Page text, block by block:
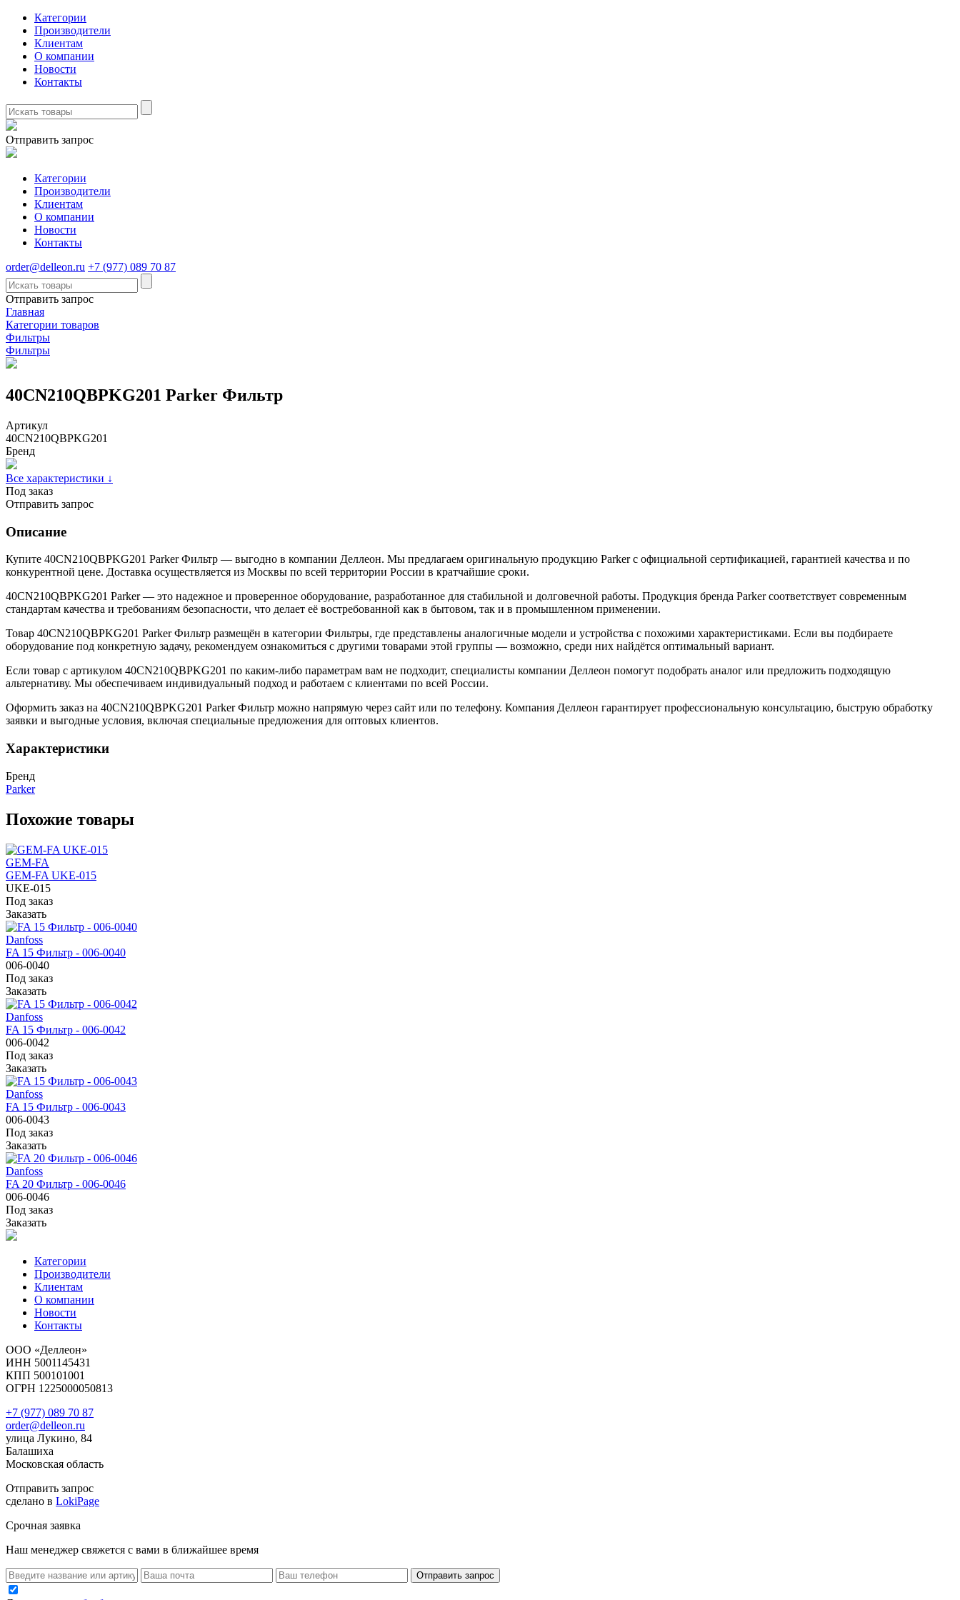
Категории
Производители
Клиентам
О компании
Новости
Контакты
Отправить запрос
Категории
Производители
Клиентам
О компании
Новости
Контакты
order@delleon.ru +7 (977) 089 70 87
Отправить запрос
Главная
Категории товаров
Фильтры
Фильтры
40CN210QBPKG201 Parker Фильтр
Артикул
40CN210QBPKG201
Бренд
Все характеристики ↓
Под заказ
Отправить запрос
Описание
Купите 40CN210QBPKG201 Parker Фильтр — выгодно в компании Деллеон. Мы предлагаем оригинальную продукцию Parker с официальной сертификацией, гарантией качества и по
конкурентной цене. Доставка осуществляется из Москвы по всей территории России в кратчайшие сроки.
40CN210QBPKG201 Parker — это надежное и проверенное оборудование, разработанное для стабильной и долговечной работы. Продукция бренда Parker соответствует современным
стандартам качества и требованиям безопасности, что делает её востребованной как в бытовом, так и в промышленном применении.
Товар 40CN210QBPKG201 Parker Фильтр размещён в категории Фильтры, где представлены аналогичные модели и устройства с похожими характеристиками. Если вы подбираете
оборудование под конкретную задачу, рекомендуем ознакомиться с другими товарами этой группы — возможно, среди них найдётся оптимальный вариант.
Если товар с артикулом 40CN210QBPKG201 по каким-либо параметрам вам не подходит, специалисты компании Деллеон помогут подобрать аналог или предложить подходящую
альтернативу. Мы обеспечиваем индивидуальный подход и работаем с клиентами по всей России.
Оформить заказ на 40CN210QBPKG201 Parker Фильтр можно напрямую через сайт или по телефону. Компания Деллеон гарантирует профессиональную консультацию, быструю обработку
заявки и выгодные условия, включая специальные предложения для оптовых клиентов.
Характеристики
Бренд
Parker
Похожие товары
GEM-FA
GEM-FA UKE-015
UKE-015
Под заказ
Заказать
Danfoss
FA 15 Фильтр - 006-0040
006-0040
Под заказ
Заказать
Danfoss
FA 15 Фильтр - 006-0042
006-0042
Под заказ
Заказать
Danfoss
FA 15 Фильтр - 006-0043
006-0043
Под заказ
Заказать
Danfoss
FA 20 Фильтр - 006-0046
006-0046
Под заказ
Заказать
Категории
Производители
Клиентам
О компании
Новости
Контакты
ООО «Деллеон»
ИНН 5001145431
КПП 500101001
ОГРН 1225000050813
+7 (977) 089 70 87
order@delleon.ru
улица Лукино, 84
Балашиха
Московская область
Отправить запрос
сделано в LokiPage
Срочная заявка
Наш менеджер свяжется с вами в ближайшее время